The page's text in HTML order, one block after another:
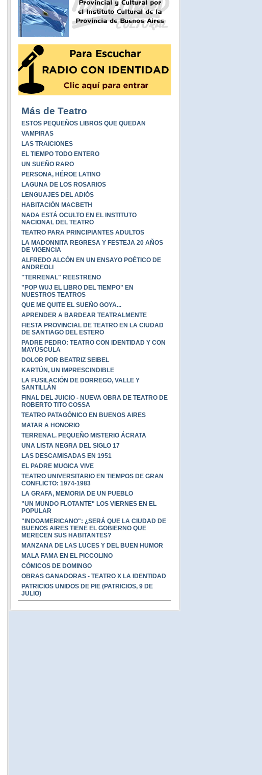
Más de Teatro
ESTOS PEQUEÑOS LIBROS QUE QUEDAN
VAMPIRAS
LAS TRAICIONES
EL TIEMPO TODO ENTERO
UN SUEÑO RARO
PERSONA, HÉROE LATINO
LAGUNA DE LOS ROSARIOS
LENGUAJES DEL ADIÓS
HABITACIÓN MACBETH
NADA ESTÁ OCULTO EN EL INSTITUTO
NACIONAL DEL TEATRO
TEATRO PARA PRINCIPIANTES ADULTOS
LA MADONNITA REGRESA Y FESTEJA 20 AÑOS
DE VIGENCIA
ALFREDO ALCÓN EN UN ENSAYO POÉTICO DE
ANDREOLI
"TERRENAL" REESTRENO
"POP WUJ EL LIBRO DEL TIEMPO" EN
NUESTROS TEATROS
QUE ME QUITE EL SUEÑO GOYA...
APRENDER A BARDEAR TEATRALMENTE
FIESTA PROVINCIAL DE TEATRO EN LA CIUDAD
DE SANTIAGO DEL ESTERO
PADRE PEDRO: TEATRO CON IDENTIDAD Y CON
MAYÚSCULA
DOLOR POR BEATRIZ SEIBEL
KARTÚN, UN IMPRESCINDIBLE
LA FUSILACIÓN DE DORREGO, VALLE Y
SANTILLÁN
FINAL DEL JUICIO - NUEVA OBRA DE TEATRO DE
ROBERTO TITO COSSA
TEATRO PATAGÓNICO EN BUENOS AIRES
MATAR A HONORIO
TERRENAL. PEQUEÑO MISTERIO ÁCRATA
UNA LISTA NEGRA DEL SIGLO 17
LAS DESCAMISADAS EN 1951
EL PADRE MUGICA VIVE
TEATRO UNIVERSITARIO EN TIEMPOS DE GRAN
CONFLICTO: 1974-1983
LA GRAFA, MEMORIA DE UN PUEBLO
"UN MUNDO FLOTANTE" LOS VIERNES EN EL
POPULAR
"INDOAMERICANO": ¿SERÁ QUE LA CIUDAD DE
BUENOS AIRES TIENE EL GOBIERNO QUE
MERECEN SUS HABITANTES?
MANZANA DE LAS LUCES Y DEL BUEN HUMOR
MALA FAMA EN EL PICCOLINO
CÓMICOS DE DOMINGO
OBRAS GANADORAS - TEATRO X LA IDENTIDAD
PATRICIOS UNIDOS DE PIE (PATRICIOS, 9 DE
JULIO)